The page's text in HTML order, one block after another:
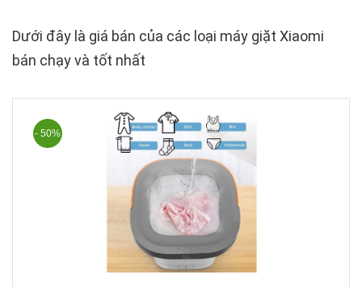
Dưới đây là giá bán của các loại máy giặt Xiaomi
bán chạy và tốt nhất
- 50%